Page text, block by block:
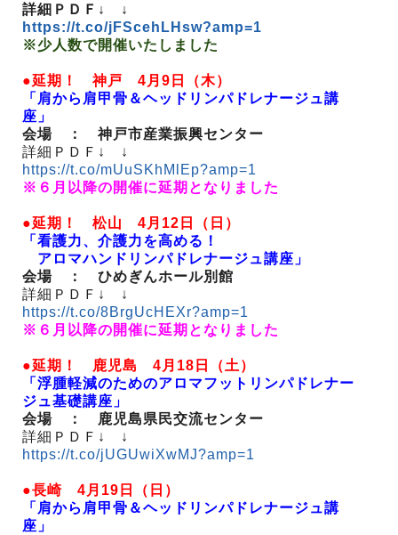
詳細ＰＤＦ↓ ↓
https://t.co/jFScehLHsw?amp=1
※少人数で開催いたしました
●延期！ 神戸 4月9日（木）
「肩から肩甲骨＆ヘッドリンパドレナージュ講
座」
会場 ： 神戸市産業振興センター
詳細ＰＤＦ↓ ↓
https://t.co/mUuSKhMlEp?amp=1
※６月以降の開催に延期となりました
●延期！ 松山 4月12日（日）
「看護力、介護力を高める！
アロマハンドリンパドレナージュ講座」
会場 ： ひめぎんホール別館
詳細ＰＤＦ↓ ↓
https://t.co/8BrgUcHEXr?amp=1
※６月以降の開催に延期となりました
●延期！ 鹿児島 4月18日（土）
「浮腫軽減のためのアロマフットリンパドレナー
ジュ基礎講座」
会場 ： 鹿児島県民交流センター
詳細ＰＤＦ↓ ↓
https://t.co/jUGUwiXwMJ?amp=1
●長崎 4月19日（日）
「肩から肩甲骨＆ヘッドリンパドレナージュ講
座」